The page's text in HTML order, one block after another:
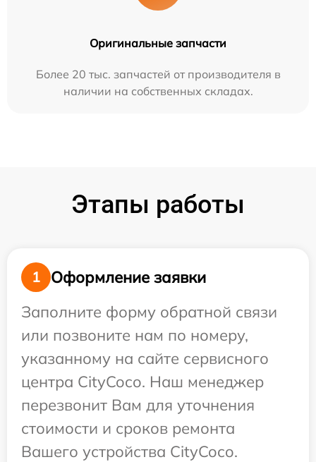
Оригинальные запчасти
Более 20 тыс. запчастей от производителя в
наличии на собственных складах.
Этапы работы
1
Оформление заявки
Заполните форму обратной связи
или позвоните нам по номеру,
указанному на сайте сервисного
центра CityCoco. Наш менеджер
перезвонит Вам для уточнения
стоимости и сроков ремонта
Вашего устройства CityCoco.